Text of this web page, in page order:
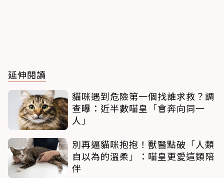
延伸閱讀
貓咪遇到危險第一個找誰求救？調
查曝：近半數喵皇「會奔向同一
人」
別再逼貓咪抱抱！獸醫點破「人類
自以為的溫柔」：喵皇更愛這類陪
伴